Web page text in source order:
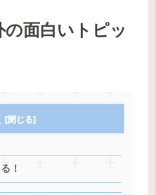
の面白いトピッ
！